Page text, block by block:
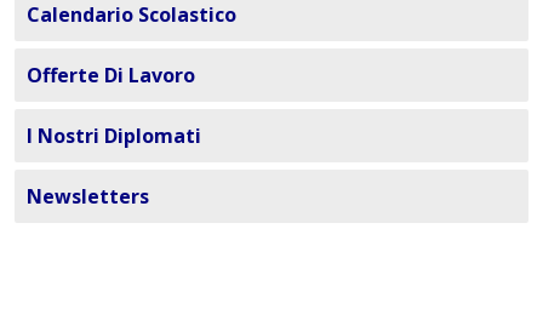
Calendario Scolastico
Offerte Di Lavoro
I Nostri Diplomati
Newsletters